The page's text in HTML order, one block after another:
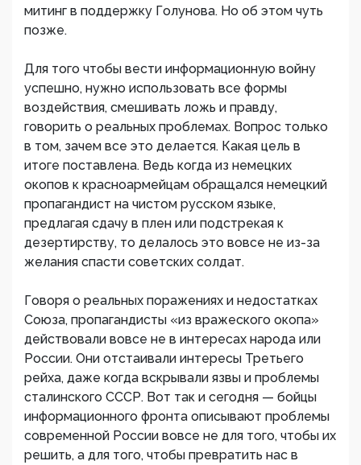
митинг в поддержку Голунова. Но об этом чуть
позже.
Для того чтобы вести информационную войну
успешно, нужно использовать все формы
воздействия, смешивать ложь и правду,
говорить о реальных проблемах. Вопрос только
в том, зачем все это делается. Какая цель в
итоге поставлена. Ведь когда из немецких
окопов к красноармейцам обращался немецкий
пропагандист на чистом русском языке,
предлагая сдачу в плен или подстрекая к
дезертирству, то делалось это вовсе не из-за
желания спасти советских солдат.
Говоря о реальных поражениях и недостатках
Союза, пропагандисты «из вражеского окопа»
действовали вовсе не в интересах народа или
России. Они отстаивали интересы Третьего
рейха, даже когда вскрывали язвы и проблемы
сталинского СССР. Вот так и сегодня — бойцы
информационного фронта описывают проблемы
современной России вовсе не для того, чтобы их
решить, а для того, чтобы превратить нас в